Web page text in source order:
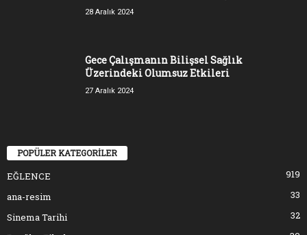
28 Aralık 2024
Gece Çalışmanın Bilişsel Sağlık
Üzerindeki Olumsuz Etkileri
27 Aralık 2024
POPÜLER KATEGORİLER
EĞLENCE
919
ana-resim
33
Sinema Tarihi
32